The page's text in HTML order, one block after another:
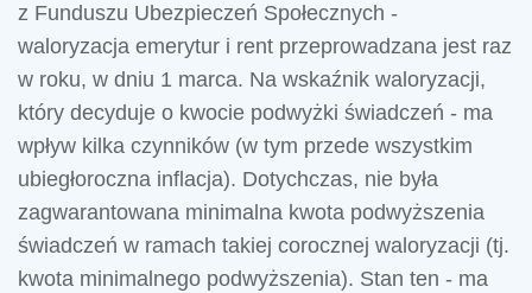
z Funduszu Ubezpieczeń Społecznych -
waloryzacja emerytur i rent przeprowadzana jest raz
w roku, w dniu 1 marca. Na wskaźnik waloryzacji,
który decyduje o kwocie podwyżki świadczeń - ma
wpływ kilka czynników (w tym przede wszystkim
ubiegłoroczna inflacja). Dotychczas, nie była
zagwarantowana minimalna kwota podwyższenia
świadczeń w ramach takiej corocznej waloryzacji (tj.
kwota minimalnego podwyższenia). Stan ten - ma